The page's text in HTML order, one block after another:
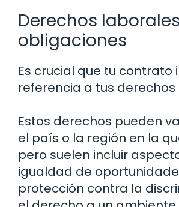
Derechos
obligaciones
Es crucial que tu contrato
referencia a tus
Estos derechos pueden
el país o la región en la
pero suelen incluir
igualdad de
protección contra la